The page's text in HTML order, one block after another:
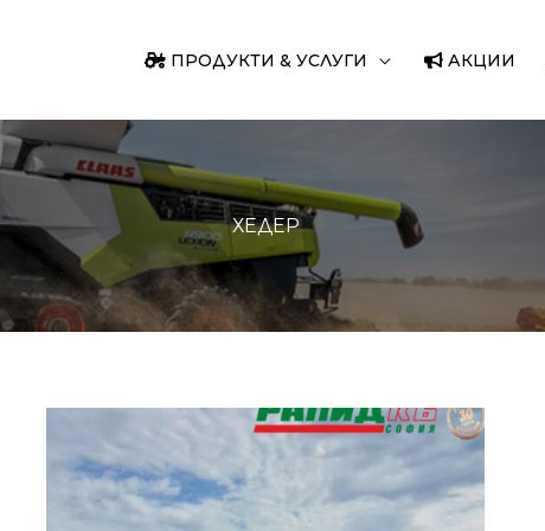
ПРОДУКТИ & УСЛУГИ АКЦИИ
ХЕДЕР
демонстрациите